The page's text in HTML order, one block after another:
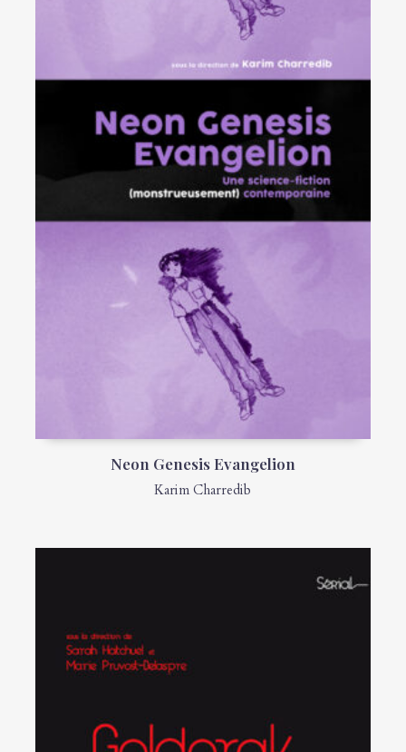
Neon Genesis Evangelion
Karim Charredib